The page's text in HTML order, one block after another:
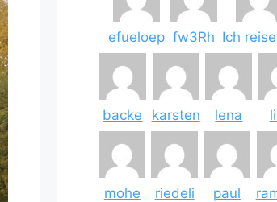
efueloep fw3Rh Ich
backe karsten lena
mohe riedeli paul